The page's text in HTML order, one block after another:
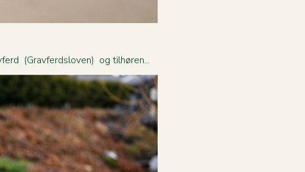
(Gravferdsloven) og tilhøren...